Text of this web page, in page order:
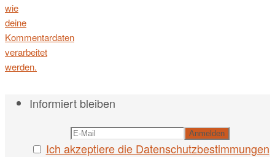
wie
deine
Kommentardaten
verarbeitet
werden.
Informiert bleiben
Ich akzeptiere die Datenschutzbestimmungen